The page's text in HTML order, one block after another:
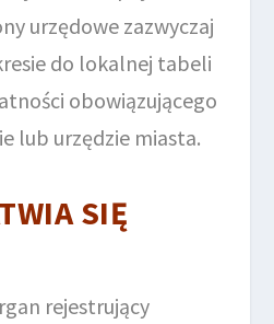
urzędowe zazwyczaj
do lokalnej tabeli
obowiązującego
lub urzędzie miasta.
SIĘ
rejestrujący